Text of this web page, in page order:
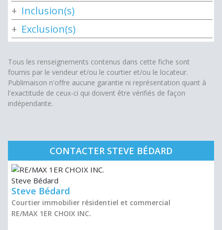
Inclusion(s)
Exclusion(s)
Tous les renseignements contenus dans cette fiche sont
fournis par le vendeur et/ou le courtier et/ou le locateur.
Publimaison n'offre aucune garantie ni représentation quant à
l'exactitude de ceux-ci qui doivent être vérifiés de façon
indépendante.
CONTACTER STEVE BÉDARD
Steve Bédard
Courtier immobilier résidentiel et commercial
RE/MAX 1ER CHOIX INC.